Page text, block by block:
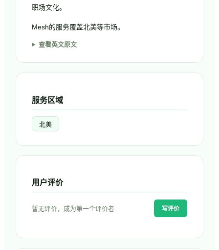
职场文化。
Mesh的服务覆盖北美等市场。
查看英文原文
服务区域
北美
用户评价
暂无评价，成为第一个评价者 写评价